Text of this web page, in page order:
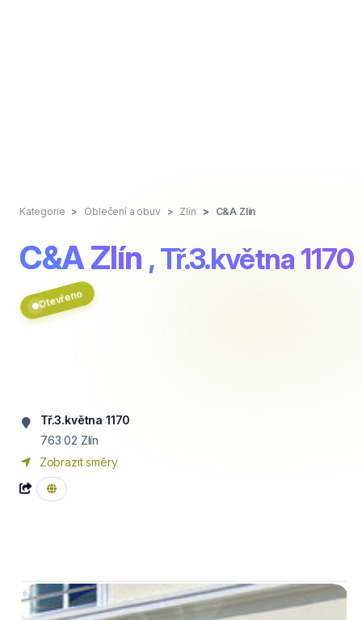
Kategorie Oblečení a obuv Zlín C&A Zlín
C&A Zlín , Tř.3.května 1170
Otevřeno
Tř.3.května 1170
763 02 Zlín
Zobrazit směry